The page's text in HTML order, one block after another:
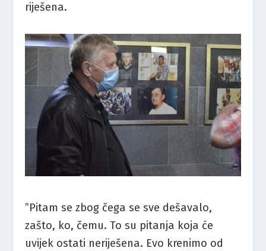
riješena.
”Pitam se zbog čega se sve dešavalo,
zašto, ko, čemu. To su pitanja koja će
uvijek ostati neriješena. Evo krenimo od